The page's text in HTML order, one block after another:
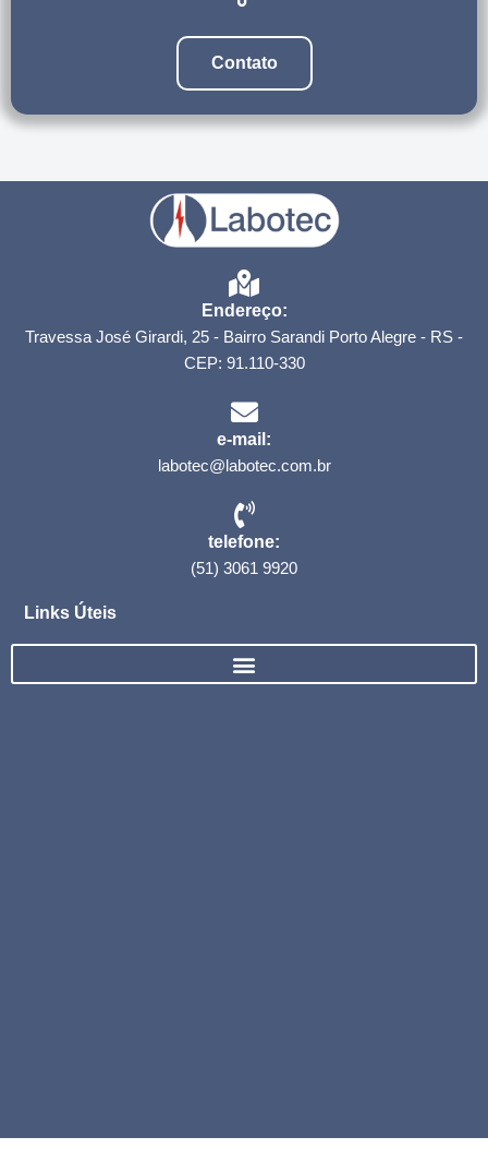
Contato
Endereço:
Travessa José Girardi, 25 - Bairro Sarandi Porto Alegre - RS -
CEP: 91.110-330
e-mail:
labotec@labotec.com.br
telefone:
(51) 3061 9920
Links Úteis